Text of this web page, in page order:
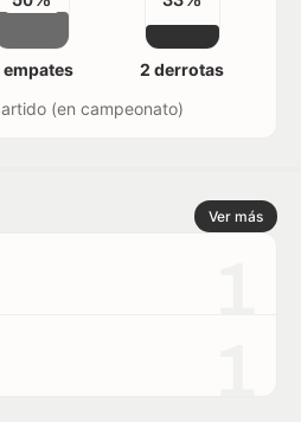
empates
2 derrotas
(en campeonato)
Ver más